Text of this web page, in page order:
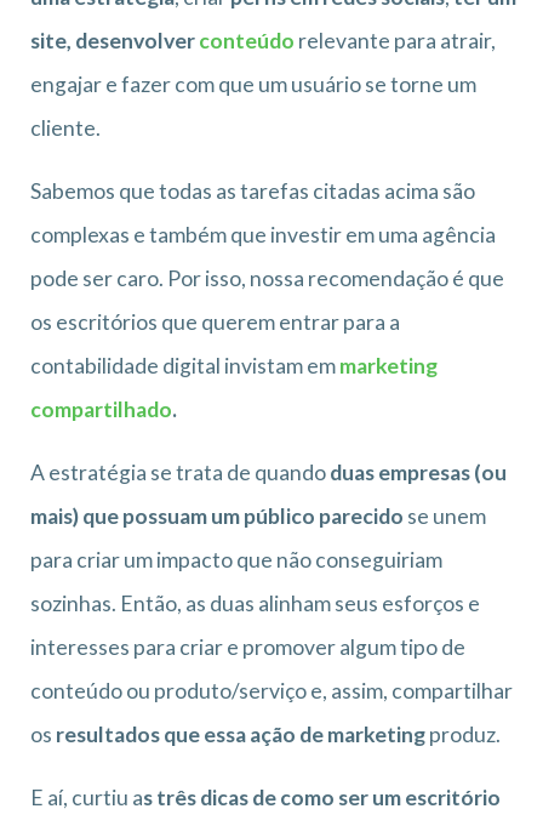
site, desenvolverconteúdo relevante para atrair,
engajar e fazer com que um usuário se torne um
cliente.
Sabemos que todas as tarefas citadas acima são
complexas e também que investir em uma agência
pode ser caro. Por isso, nossa recomendação é que
os escritórios que querem entrar para a
contabilidade digital invistam emmarketing
compartilhado.
A estratégia se trata de quandoduas empresas (ou
mais) que possuam um público parecido se unem
para criar um impacto que não conseguiriam
sozinhas. Então, as duas alinham seus esforços e
interesses para criar e promover algum tipo de
conteúdo ou produto/serviço e, assim, compartilhar
os resultados que essa ação de marketingproduz.
E aí, curtiu as três dicas de como ser um escritório